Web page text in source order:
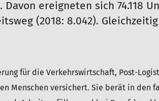
Davon ereigneten sich 74.118
(2018: 8.042).
für die Verkehrswirtschaft, Post-
Menschen versichert. Sie berät in den